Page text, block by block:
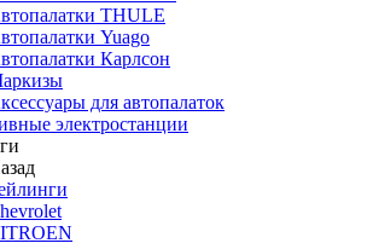
THULE
Yuago
Карлсон
для автопалаток
электростанции